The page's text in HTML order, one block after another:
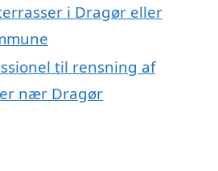
i Dragør eller
til rensning af
nær Dragør